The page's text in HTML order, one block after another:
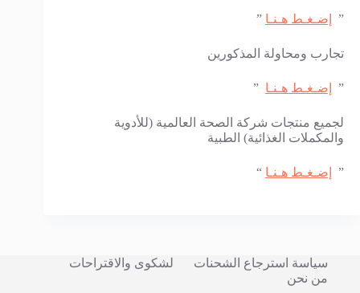
” إضـغـط هـنـا ”
تجارب ومحاولة المذكورين
” إضـغـط هـنـا ”
لجميع منتجات شركة الصحة العالمية (للأدوية
والمكملات الغذائية) الطبية
” إضـغـط هـنـا “
سياسة استرجاع الشحنات
لشكوى والاقتراحات
من نحن